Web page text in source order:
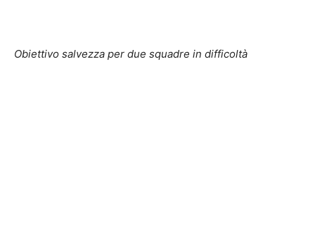
Obiettivo salvezza per due squadre in difficoltà